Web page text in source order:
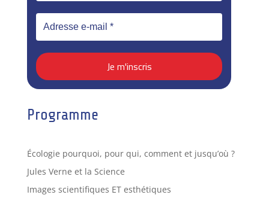
Programme
Écologie pourquoi, pour qui, comment et jusqu’où ?
Jules Verne et la Science
Images scientifiques ET esthétiques